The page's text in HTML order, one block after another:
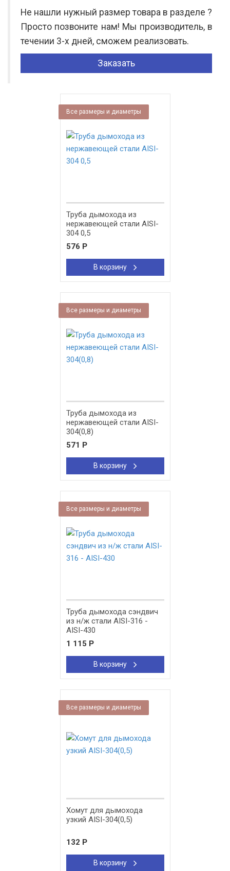
Не нашли нужный размер товара в разделе ?
Просто позвоните нам! Мы производитель, в
течении 3-х дней, сможем реализовать.
Заказать
Все размеры и диаметры
Труба дымохода из
нержавеющей стали AISI-
304 0,5
576 Р
В корзину
Все размеры и диаметры
Труба дымохода из
нержавеющей стали AISI-
304(0,8)
571 Р
В корзину
Все размеры и диаметры
Труба дымохода сэндвич
из н/ж стали AISI-316 -
AISI-430
1 115 Р
В корзину
Все размеры и диаметры
Хомут для дымохода
узкий AISI-304(0,5)
132 Р
В корзину